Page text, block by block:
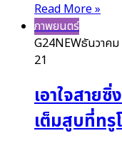
Read More »
ภาพยนตร์
G24NEWธันวาค
21
เอาใจสาย
เต็มสูบที่ทรู